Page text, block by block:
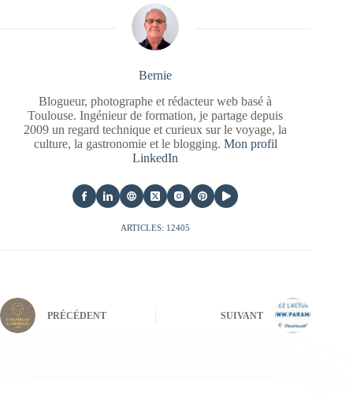
Bernie
Blogueur, photographe et rédacteur web basé à
Toulouse. Ingénieur de formation, je partage depuis
2009 un regard technique et curieux sur le voyage, la
culture, la gastronomie et le blogging. Mon profil
LinkedIn
ARTICLES: 12405
PRÉCÉDENT SUIVANT